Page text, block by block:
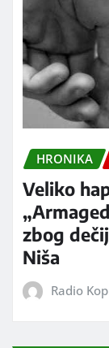
HRONIKA
Veliko
zbog
Niša
Radio